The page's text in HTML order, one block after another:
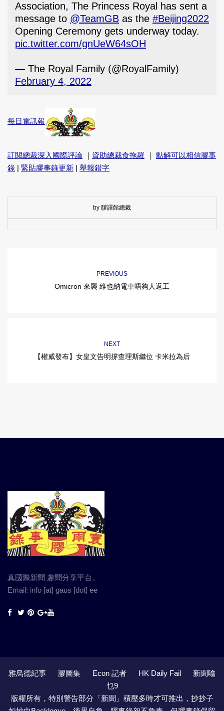
Association, The Princess Royal has sent a
message to @TeamGB as the #Beijing2022
Opening Ceremony gets underway today.
pic.twitter.com/gnUeW64sOH
— The Royal Family (@RoyalFamily)
February 4, 2022
每日電訊報
訂閱總裁深入國際評論 ｜ 資助總裁食拖羅 ｜ 點解可以相信膠事
錄 | 緊貼膠事錄更新 | 舉報錯字
by 膠譯館總裁
PREVIOUS
Omicron 來襲 維也納電車唔夠人返工
NEXT
【權威發布】女皇文告明撐查理斯繼位 卡米拉為后
真國際新聞 趣聞分享平台。
Email: info [at] gaus [dot] ee
雅烏德紀事 膠圖集 Econ 記者 HK Daily Fail
新聞噏
乜9
版權所有，特別警告部分「新聞」積壓多時才可推出，抄抄子